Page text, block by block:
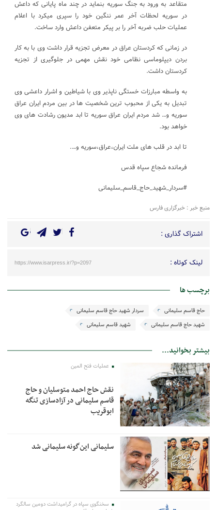
متقاعد به ورود به جنگ سوریه بنماید در چند ماه پایانی که داعش
در سوریه لحظات آخر عمر ننگین خود را سپری میکرد با اعلام
عملیات حلب ضربه آخر را بر پیکر متعفن داعش وارد ساخت.
در زمانی که کردستان عراق در معرض تجزیه قرار داشت وی با به کار
بردن دیپلوماسی نظامی خود نقش مهمی در جلوگیری از تجزیه
کردستان داشت.
به واسطه مبارزات خستگی ناپذیر وی با شیاطین و اشرار داعشی وی
تبدیل به یکی از محبوب ترین شخصیت ها در بین مردم ایران عراق
سوریه و… شد مردم ایران عراق سوریه تا ابد مدیون رشادت های وی
خواهد بود.
تا ابد در قلب های ملت ایران،عراق،سوریه و….
فرمانده شجاع سپاه قدس
#سردار_شهید_حاج_قاسم_سلیمانی
منبع خبر : خبرگزاری فارس
اشتراک گذاری :
لینک کوتاه : https://www.isarpress.ir/?p=2097
برچسب ها
حاج قاسم سلیمانی
سردار شهید حاج قاسم سلیمانی
شهید حاج قاسم سلیمانی
شهید قاسم سلیمانی
بیشتر بخوانید...
عملیات فتح المین
نقش حاج احمد متوسلیان و حاج
قاسم سلیمانی در آزادسازی تنگه
ابوقریب
سلیمانی این‌گونه سلیمانی شد
سخنگوی سپاه در گرامیداشت دومین سالگرد